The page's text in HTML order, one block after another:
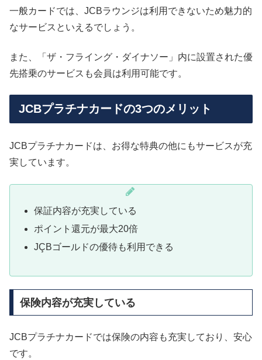
一般カードでは、JCBラウンジは利用できないため魅力的
なサービスといえるでしょう。
また、「ザ・フライング・ダイナソー」内に設置された優
先搭乗のサービスも会員は利用可能です。
JCBプラチナカードの3つのメリット
JCBプラチナカードは、お得な特典の他にもサービスが充
実しています。
保証内容が充実している
ポイント還元が最大20倍
JÇBゴールドの優待も利用できる
保険内容が充実している
JCBプラチナカードでは保険の内容も充実しており、安心
です。